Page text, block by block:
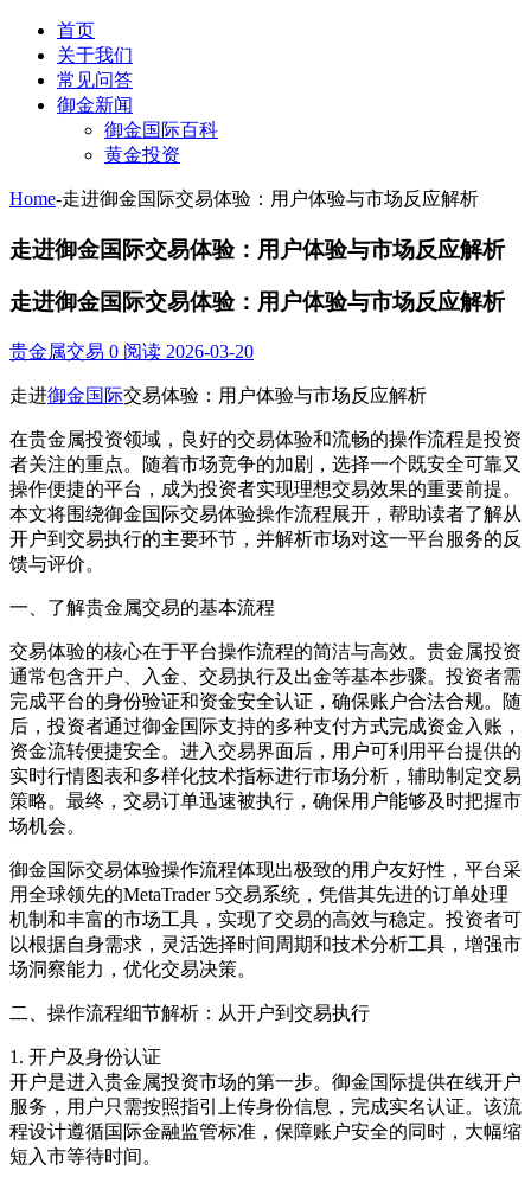
首页
关于我们
常见问答
御金新闻
御金国际百科
黄金投资
Home-走进御金国际交易体验：用户体验与市场反应解析
走进御金国际交易体验：用户体验与市场反应解析
走进御金国际交易体验：用户体验与市场反应解析
贵金属交易 0 阅读 2026-03-20
走进御金国际交易体验：用户体验与市场反应解析
在贵金属投资领域，良好的交易体验和流畅的操作流程是投资
者关注的重点。随着市场竞争的加剧，选择一个既安全可靠又
操作便捷的平台，成为投资者实现理想交易效果的重要前提。
本文将围绕御金国际交易体验操作流程展开，帮助读者了解从
开户到交易执行的主要环节，并解析市场对这一平台服务的反
馈与评价。
一、了解贵金属交易的基本流程
交易体验的核心在于平台操作流程的简洁与高效。贵金属投资
通常包含开户、入金、交易执行及出金等基本步骤。投资者需
完成平台的身份验证和资金安全认证，确保账户合法合规。随
后，投资者通过御金国际支持的多种支付方式完成资金入账，
资金流转便捷安全。进入交易界面后，用户可利用平台提供的
实时行情图表和多样化技术指标进行市场分析，辅助制定交易
策略。最终，交易订单迅速被执行，确保用户能够及时把握市
场机会。
御金国际交易体验操作流程体现出极致的用户友好性，平台采
用全球领先的MetaTrader 5交易系统，凭借其先进的订单处理
机制和丰富的市场工具，实现了交易的高效与稳定。投资者可
以根据自身需求，灵活选择时间周期和技术分析工具，增强市
场洞察能力，优化交易决策。
二、操作流程细节解析：从开户到交易执行
1. 开户及身份认证
开户是进入贵金属投资市场的第一步。御金国际提供在线开户
服务，用户只需按照指引上传身份信息，完成实名认证。该流
程设计遵循国际金融监管标准，保障账户安全的同时，大幅缩
短入市等待时间。